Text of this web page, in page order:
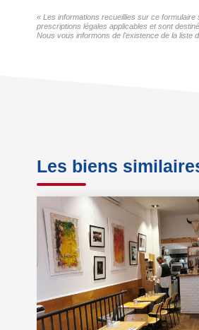
« Les informations recueillies sur ce
prescriptions légales applicables et sont
Nous vous informons de l'existence de la liste
Les biens